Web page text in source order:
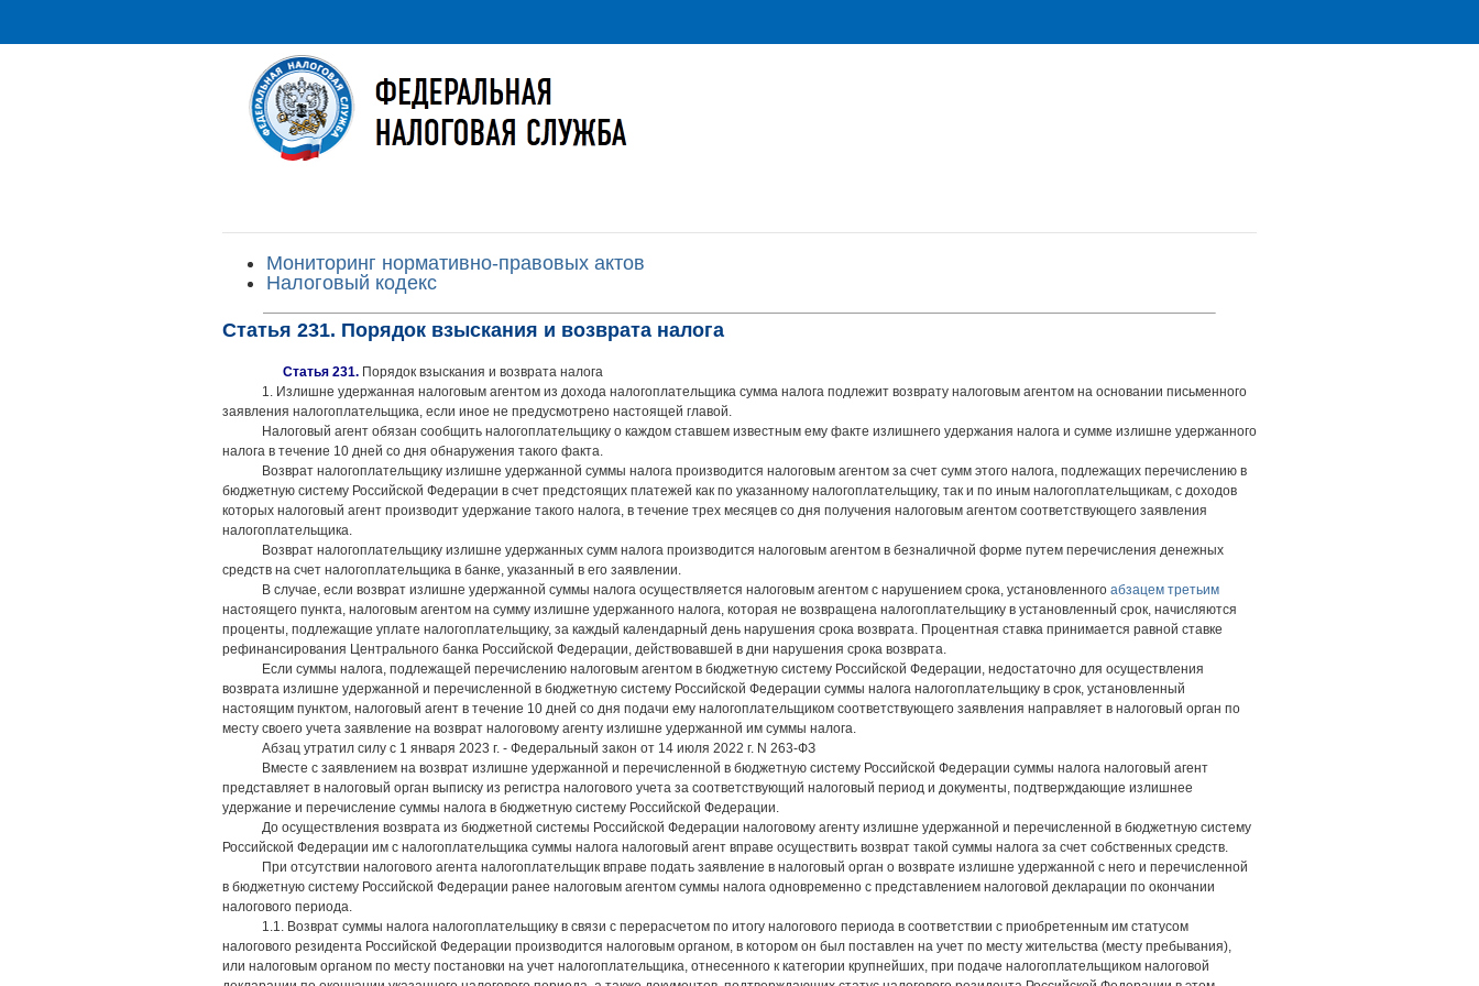
Мониторинг нормативно-правовых актов
Налоговый кодекс
Статья 231. Порядок взыскания и возврата налога
Статья 231. Порядок взыскания и возврата налога
1. Излишне удержанная налоговым агентом из дохода налогоплательщика сумма налога подлежит возврату налоговым агентом на основании письменного
заявления налогоплательщика, если иное не предусмотрено настоящей главой.
Налоговый агент обязан сообщить налогоплательщику о каждом ставшем известным ему факте излишнего удержания налога и сумме излишне удержанного
налога в течение 10 дней со дня обнаружения такого факта.
Возврат налогоплательщику излишне удержанной суммы налога производится налоговым агентом за счет сумм этого налога, подлежащих перечислению в
бюджетную систему Российской Федерации в счет предстоящих платежей как по указанному налогоплательщику, так и по иным налогоплательщикам, с доходов
которых налоговый агент производит удержание такого налога, в течение трех месяцев со дня получения налоговым агентом соответствующего заявления
налогоплательщика.
Возврат налогоплательщику излишне удержанных сумм налога производится налоговым агентом в безналичной форме путем перечисления денежных
средств на счет налогоплательщика в банке, указанный в его заявлении.
В случае, если возврат излишне удержанной суммы налога осуществляется налоговым агентом с нарушением срока, установленного абзацем третьим
настоящего пункта, налоговым агентом на сумму излишне удержанного налога, которая не возвращена налогоплательщику в установленный срок, начисляются
проценты, подлежащие уплате налогоплательщику, за каждый календарный день нарушения срока возврата. Процентная ставка принимается равной ставке
рефинансирования Центрального банка Российской Федерации, действовавшей в дни нарушения срока возврата.
Если суммы налога, подлежащей перечислению налоговым агентом в бюджетную систему Российской Федерации, недостаточно для осуществления
возврата излишне удержанной и перечисленной в бюджетную систему Российской Федерации суммы налога налогоплательщику в срок, установленный
настоящим пунктом, налоговый агент в течение 10 дней со дня подачи ему налогоплательщиком соответствующего заявления направляет в налоговый орган по
месту своего учета заявление на возврат налоговому агенту излишне удержанной им суммы налога.
Абзац утратил силу с 1 января 2023 г. - Федеральный закон от 14 июля 2022 г. N 263-ФЗ
Вместе с заявлением на возврат излишне удержанной и перечисленной в бюджетную систему Российской Федерации суммы налога налоговый агент
представляет в налоговый орган выписку из регистра налогового учета за соответствующий налоговый период и документы, подтверждающие излишнее
удержание и перечисление суммы налога в бюджетную систему Российской Федерации.
До осуществления возврата из бюджетной системы Российской Федерации налоговому агенту излишне удержанной и перечисленной в бюджетную систему
Российской Федерации им с налогоплательщика суммы налога налоговый агент вправе осуществить возврат такой суммы налога за счет собственных средств.
При отсутствии налогового агента налогоплательщик вправе подать заявление в налоговый орган о возврате излишне удержанной с него и перечисленной
в бюджетную систему Российской Федерации ранее налоговым агентом суммы налога одновременно с представлением налоговой декларации по окончании
налогового периода.
1.1. Возврат суммы налога налогоплательщику в связи с перерасчетом по итогу налогового периода в соответствии с приобретенным им статусом
налогового резидента Российской Федерации производится налоговым органом, в котором он был поставлен на учет по месту жительства (месту пребывания),
или налоговым органом по месту постановки на учет налогоплательщика, отнесенного к категории крупнейших, при подаче налогоплательщиком налоговой